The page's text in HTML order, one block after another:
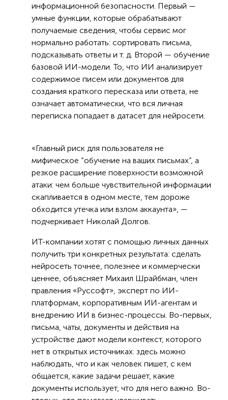
информационной безопасности. Первый —
умные функции, которые обрабатывают
получаемые сведения, чтобы сервис мог
нормально работать: сортировать письма,
подсказывать ответы и т. д. Второй — обучение
базовой ИИ-модели. То, что ИИ анализирует
содержимое писем или документов для
создания краткого пересказа или ответа, не
означает автоматически, что вся личная
переписка попадает в датасет для нейросети.
«Главный риск для пользователя не
мифическое “обучение на ваших письмах”, а
резкое расширение поверхности возможной
атаки: чем больше чувствительной информации
скапливается в одном месте, тем дороже
обходится утечка или взлом аккаунта», —
подчеркивает Николай Долгов.
ИТ-компании хотят с помощью личных данных
получить три конкретных результата: сделать
нейросеть точнее, полезнее и коммерчески
ценнее, объясняет Михаил Шрайбман, член
правления «Руссофт», эксперт по ИИ-
платформам, корпоративным ИИ-агентам и
внедрению ИИ в бизнес-процессы. Во-первых,
письма, чаты, документы и действия на
устройстве дают модели контекст, которого
нет в открытых источниках: здесь можно
наблюдать, что и как человек пишет, с кем
общается, какие задачи решает, какие
документы использует, что для него важно. Во-